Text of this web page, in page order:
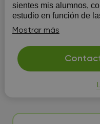
sientes mis alumnos,
estudio en función de
ellos. En mis clases
que están estudiando,
Mostrar más